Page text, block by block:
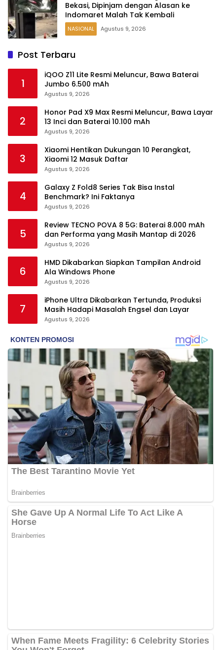
Bekasi, Dipinjam dengan Alasan ke
Indomaret Malah Tak Kembali
NASIONAL Agustus 9, 2026
Post Terbaru
1
iQOO Z11 Lite Resmi Meluncur, Bawa Baterai
Jumbo 6.500 mAh
Agustus 9, 2026
2
Honor Pad X9 Max Resmi Meluncur, Bawa Layar
13 Inci dan Baterai 10.100 mAh
Agustus 9, 2026
3
Xiaomi Hentikan Dukungan 10 Perangkat,
Xiaomi 12 Masuk Daftar
Agustus 9, 2026
4
Galaxy Z Fold8 Series Tak Bisa Instal
Benchmark? Ini Faktanya
Agustus 9, 2026
5
Review TECNO POVA 8 5G: Baterai 8.000 mAh
dan Performa yang Masih Mantap di 2026
Agustus 9, 2026
6
HMD Dikabarkan Siapkan Tampilan Android
Ala Windows Phone
Agustus 9, 2026
7
iPhone Ultra Dikabarkan Tertunda, Produksi
Masih Hadapi Masalah Engsel dan Layar
Agustus 9, 2026